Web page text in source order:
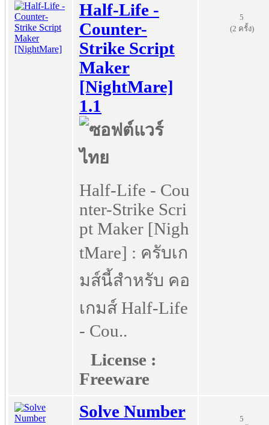
Half-Life -
Counter-
Strike Script
Maker
[NightMare]
1.1
Half-Life - Cou
nter-Strike Scri
pt Maker [Nigh
tMare] : ครับเก
มส์นี้สำหรับ คอ
เกมส์ Half-Life
- Cou..
License :
Freeware
5
(2 ครั้ง)
Solve Number
5